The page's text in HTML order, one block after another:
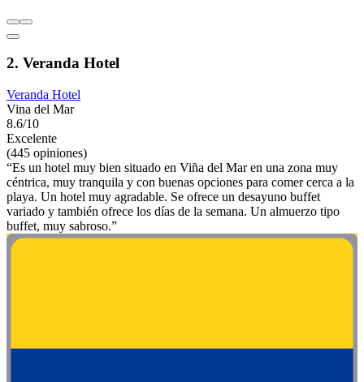
2. Veranda Hotel
Veranda Hotel
Vina del Mar
8.6/10
Excelente
(445 opiniones)
“Es un hotel muy bien situado en Viña del Mar en una zona muy
céntrica, muy tranquila y con buenas opciones para comer cerca a la
playa. Un hotel muy agradable. Se ofrece un desayuno buffet
variado y también ofrece los días de la semana. Un almuerzo tipo
buffet, muy sabroso.”